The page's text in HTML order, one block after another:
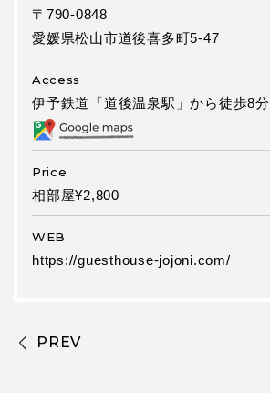
〒790-0848
愛媛県松山市道後喜多町5-47
Access
伊予鉄道「道後温泉駅」から徒歩8分
Price
相部屋¥2,800
WEB
https://guesthouse-jojoni.com/
PREV